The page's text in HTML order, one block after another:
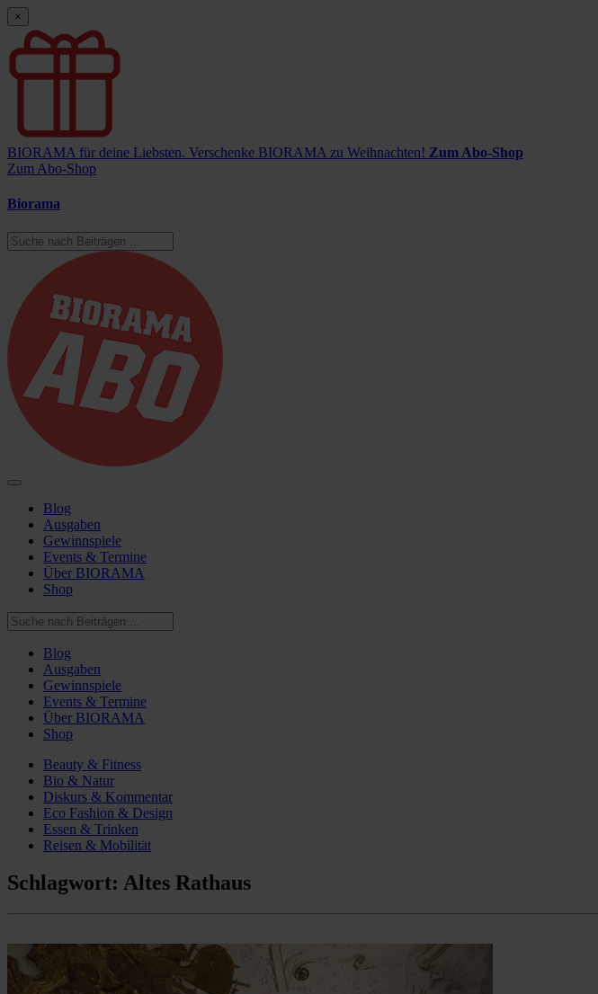
×
BIORAMA für deine Liebsten. Verschenke BIORAMA zu Weihnachten! Zum Abo-Shop
Zum Abo-Shop
Biorama
Blog
Ausgaben
Gewinnspiele
Events & Termine
Über BIORAMA
Shop
Blog
Ausgaben
Gewinnspiele
Events & Termine
Über BIORAMA
Shop
Beauty & Fitness
Bio & Natur
Diskurs & Kommentar
Eco Fashion & Design
Essen & Trinken
Reisen & Mobilität
Schlagwort: Altes Rathaus